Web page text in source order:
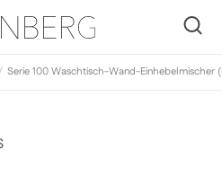
Serie 100 Waschtisch-Wand-Einhebelmischer